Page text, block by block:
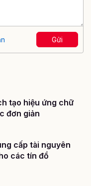
Gửi
tạo hiệu ứng chữ
đơn giản
cấp tài nguyên
các tín đồ